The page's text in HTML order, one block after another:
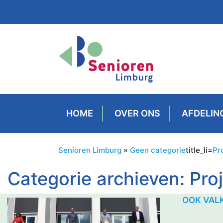
HOME OVER ONS
Senioren Limburg » Geen categorietitle_li=
Categorie archieven:
OOK